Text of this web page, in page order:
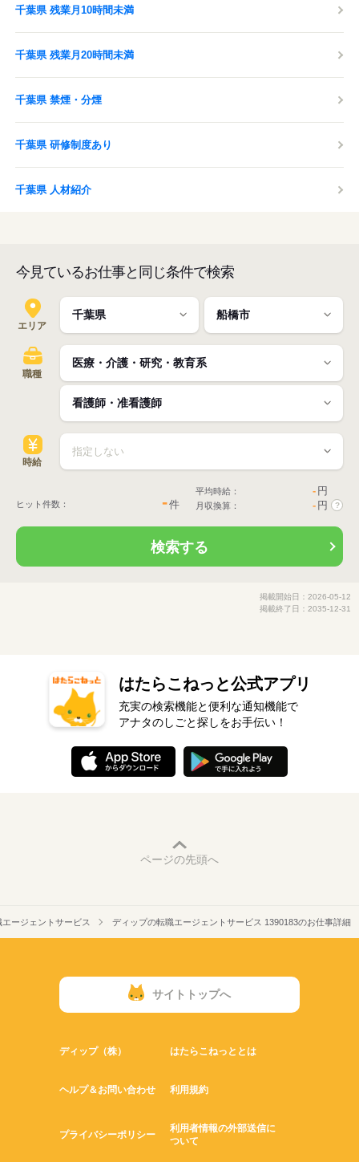
千葉県 残業月10時間未満
千葉県 残業月20時間未満
千葉県 禁煙・分煙
千葉県 研修制度あり
千葉県 人材紹介
今見ているお仕事と同じ条件で検索
エリア
職種
時給
ヒット件数： -件
平均時給： - 円
月収換算： - 円 ?
検索する
掲載開始日：2026-05-12
掲載終了日：2035-12-31
はたらこねっと公式アプリ
充実の検索機能と便利な通知機能で
アナタのしごと探しをお手伝い！
ページの先頭へ
ージェントサービス ディップの転職エージェントサービス 1390183のお仕事詳細
サイトトップへ
ディップ（株） はたらこねっととは
ヘルプ＆お問い合わせ 利用規約
プライバシーポリシー
利用者情報の外部送信に
ついて